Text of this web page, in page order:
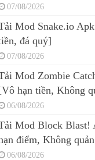
07/08/2026
Mod Snake.io
đá quý]
07/08/2026
Mod Zombie
hạn tiền, Không
06/08/2026
Mod Block Blast!
điểm, Không
06/08/2026